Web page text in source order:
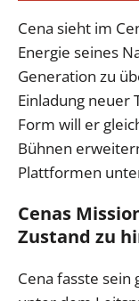
Cena sieht im
Energie seines
Generation zu
Einladung neuer
Form will er
Bühnen
Plattformen
Cenas
Zustand zu
Cena fasste